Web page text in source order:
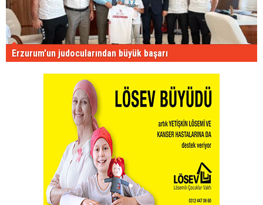
Erzurum'un judocularından büyük başarı